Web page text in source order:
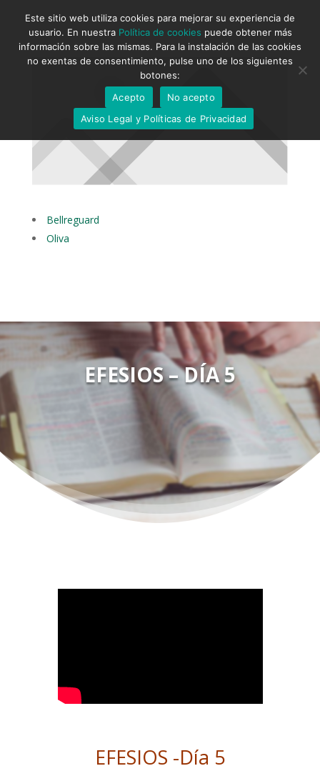
Bellreguard
Oliva
EFESIOS – DÍA 5
EFESIOS -Día 5
Este sitio web utiliza cookies para mejorar su experiencia de
usuario. En nuestra Política de cookies puede obtener más
información sobre las mismas. Para la instalación de las cookies
no exentas de consentimiento, pulse uno de los siguientes
botones:
Acepto
No acepto
Aviso Legal y Políticas de Privacidad